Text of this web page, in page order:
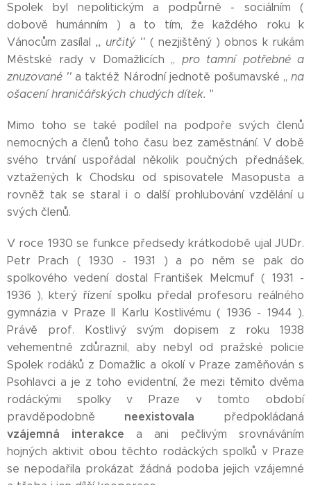
Spolek byl nepolitickým a podpůrně - sociálním (
dobově humánním ) a to tím, že každého roku k
Vánocům zasílal ,, určitý '' ( nezjištěný ) obnos k rukám
Městské rady v Domažlicích ,, pro tamní potřebné a
znuzované '' a taktéž Národní jednotě pošumavské ,, na
ošacení hraničářských chudých dítek. ''
Mimo toho se také podílel na podpoře svých členů
nemocných a členů toho času bez zaměstnání. V době
svého trvání uspořádal několik poučných přednášek,
vztažených k Chodsku od spisovatele Masopusta a
rovněž tak se staral i o další prohlubování vzdělání u
svých členů.
V roce 1930 se funkce předsedy krátkodobě ujal JUDr.
Petr Prach ( 1930 - 1931 ) a po něm se pak do
spolkového vedení dostal František Melcmuf ( 1931 -
1936 ), který řízení spolku předal profesoru reálného
gymnázia v Praze II Karlu Kostlivému ( 1936 - 1944 ).
Právě prof. Kostlivý svým dopisem z roku 1938
vehementně zdůraznil, aby nebyl od pražské policie
Spolek rodáků z Domažlic a okolí v Praze zaměňován s
Psohlavci a je z toho evidentní, že mezi těmito dvěma
rodáckými spolky v Praze v tomto období
pravděpodobně neexistovala předpokládaná
vzájemná interakce a ani pečlivým srovnáváním
hojných aktivit obou těchto rodáckých spolků v Praze
se nepodařila prokázat žádná podoba jejich vzájemné